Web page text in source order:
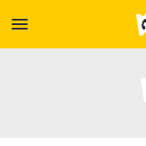
menu